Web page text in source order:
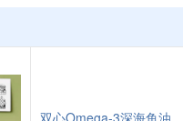
双心Omega-3深海鱼油 ，